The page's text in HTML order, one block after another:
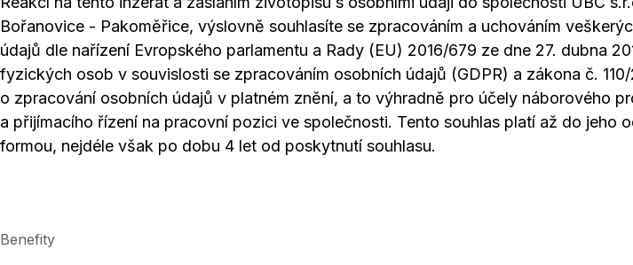
Bořanovice - Pakoměřice, výslovně souhlasíte se zpracováním a uchováním
údajů dle nařízení Evropského parlamentu a Rady (EU) 2016/679 ze dne 27. dubna
fyzických osob v souvislosti se zpracováním osobních údajů (GDPR) a zákona č.
o zpracování osobních údajů v platném znění, a to výhradně pro účely náborového
a přijímacího řízení na pracovní pozici ve společnosti. Tento souhlas platí až do jeho
formou, nejdéle však po dobu 4 let od poskytnutí souhlasu.
Benefity